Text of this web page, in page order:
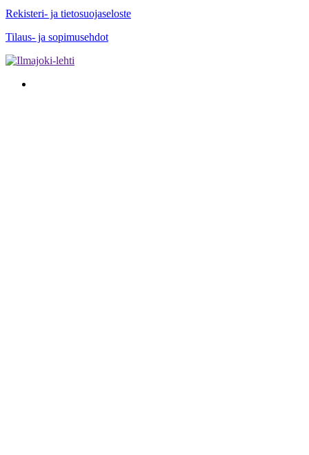
Rekisteri- ja tietosuojaseloste
Tilaus- ja sopimusehdot